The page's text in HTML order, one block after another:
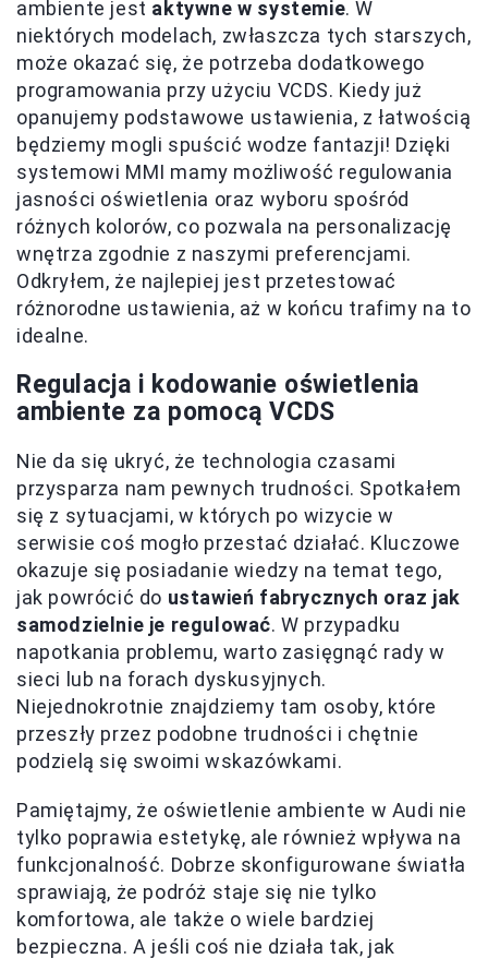
ambiente jest aktywne w systemie. W
niektórych modelach, zwłaszcza tych starszych,
może okazać się, że potrzeba dodatkowego
programowania przy użyciu VCDS. Kiedy już
opanujemy podstawowe ustawienia, z łatwością
będziemy mogli spuścić wodze fantazji! Dzięki
systemowi MMI mamy możliwość regulowania
jasności oświetlenia oraz wyboru spośród
różnych kolorów, co pozwala na personalizację
wnętrza zgodnie z naszymi preferencjami.
Odkryłem, że najlepiej jest przetestować
różnorodne ustawienia, aż w końcu trafimy na to
idealne.
Regulacja i kodowanie oświetlenia
ambiente za pomocą VCDS
Nie da się ukryć, że technologia czasami
przysparza nam pewnych trudności. Spotkałem
się z sytuacjami, w których po wizycie w
serwisie coś mogło przestać działać. Kluczowe
okazuje się posiadanie wiedzy na temat tego,
jak powrócić do ustawień fabrycznych oraz jak
samodzielnie je regulować. W przypadku
napotkania problemu, warto zasięgnąć rady w
sieci lub na forach dyskusyjnych.
Niejednokrotnie znajdziemy tam osoby, które
przeszły przez podobne trudności i chętnie
podzielą się swoimi wskazówkami.
Pamiętajmy, że oświetlenie ambiente w Audi nie
tylko poprawia estetykę, ale również wpływa na
funkcjonalność. Dobrze skonfigurowane światła
sprawiają, że podróż staje się nie tylko
komfortowa, ale także o wiele bardziej
bezpieczna. A jeśli coś nie działa tak, jak